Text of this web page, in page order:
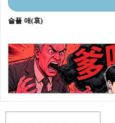
슬플 애(哀)